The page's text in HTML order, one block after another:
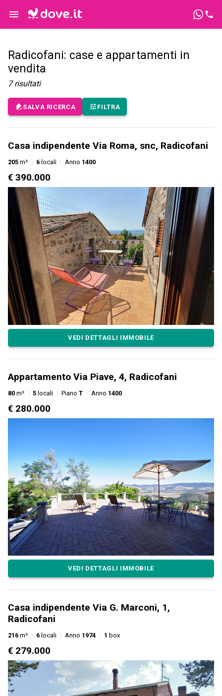
Radicofani: case e appartamenti in
vendita
7 risultati
SALVA RICERCA FILTRA
Casa indipendente Via Roma, snc, Radicofani
205 m² 6 locali Anno 1400
€ 390.000
VEDI DETTAGLI IMMOBILE
Appartamento Via Piave, 4, Radicofani
80 m² 5 locali Piano T Anno 1400
€ 280.000
VEDI DETTAGLI IMMOBILE
Casa indipendente Via G. Marconi, 1,
Radicofani
216 m² 6 locali Anno 1974 1 box
€ 279.000